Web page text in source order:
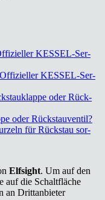
KES­SEL-Ser­
KES­SEL-Ser­
oder Rück­
oder Rück­stau­ven­til?
für Rück­stau sor­
Elfsight. Um auf den
auf die Schaltfläche
an Drittanbieter